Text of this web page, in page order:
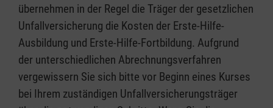
übernehmen in der Regel die Träger der gesetzlichen
Unfallversicherung die Kosten der Erste-Hilfe-
Ausbildung und Erste-Hilfe-Fortbildung. Aufgrund
der unterschiedlichen Abrechnungsverfahren
vergewissern Sie sich bitte vor Beginn eines Kurses
bei Ihrem zuständigen Unfallversicherungsträger